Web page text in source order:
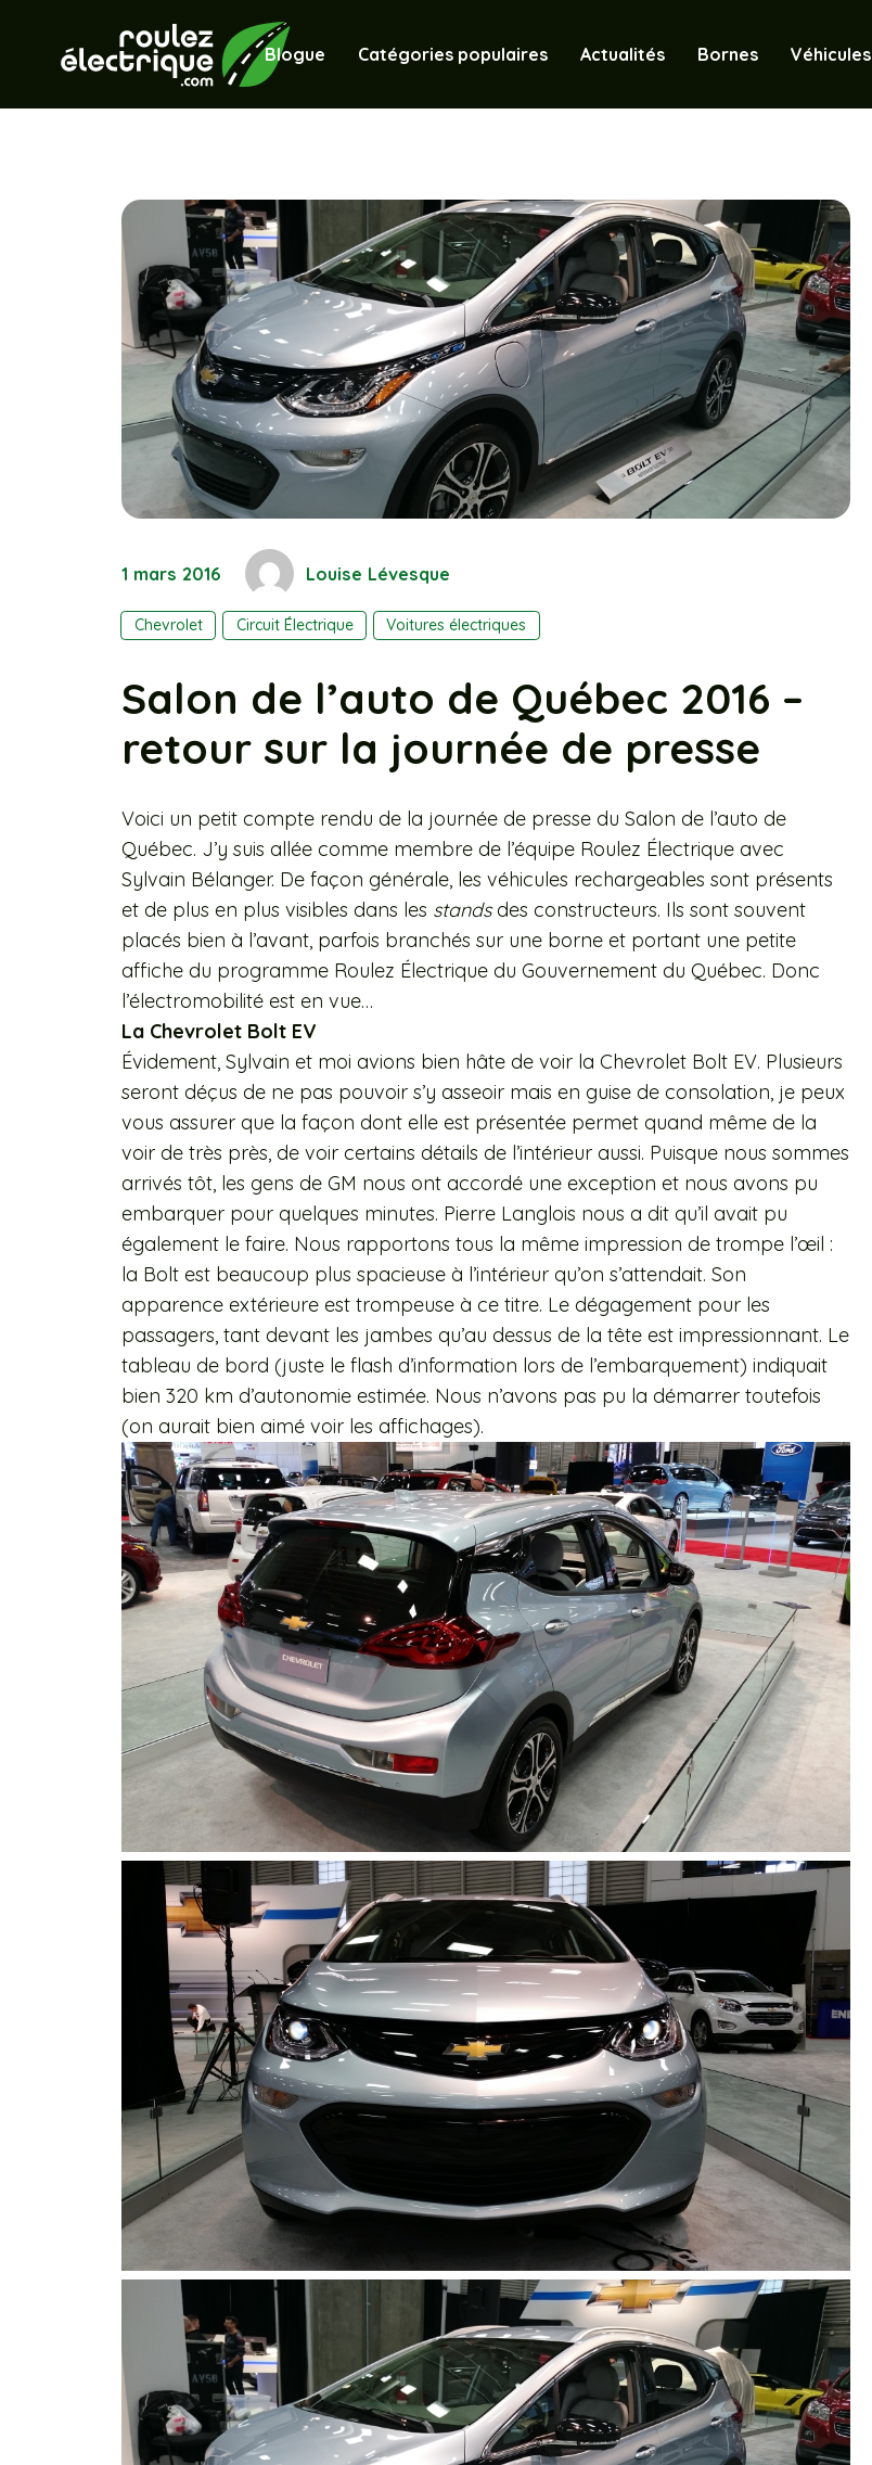
Blogue Catégories populaires Actualités Bornes Véhicules
1 mars 2016 Louise Lévesque
Chevrolet Circuit Électrique Voitures électriques
Salon de l’auto de Québec 2016 –
retour sur la journée de presse
Voici un petit compte rendu de la journée de presse du Salon de l’auto de
Québec. J’y suis allée comme membre de l’équipe Roulez Électrique avec
Sylvain Bélanger. De façon générale, les véhicules rechargeables sont présents
et de plus en plus visibles dans les standsdes constructeurs. Ils sont souvent
placés bien à l’avant, parfois branchés sur une borne et portant une petite
affiche du programme Roulez Électrique du Gouvernement du Québec. Donc
l’électromobilité est en vue…
La Chevrolet Bolt EV
Évidement, Sylvain et moi avions bien hâte de voir la Chevrolet Bolt EV. Plusieurs
seront déçus de ne pas pouvoir s’y asseoir mais en guise de consolation, je peux
vous assurer que la façon dont elle est présentée permet quand même de la
voir de très près, de voir certains détails de l’intérieur aussi. Puisque nous sommes
arrivés tôt, les gens de GM nous ont accordé une exception et nous avons pu
embarquer pour quelques minutes. Pierre Langlois nous a dit qu’il avait pu
également le faire. Nous rapportons tous la même impression de trompe l’œil :
la Bolt est beaucoup plus spacieuse à l’intérieur qu’on s’attendait. Son
apparence extérieure est trompeuse à ce titre. Le dégagement pour les
passagers, tant devant les jambes qu’au dessus de la tête est impressionnant. Le
tableau de bord (juste le flash d’information lors de l’embarquement) indiquait
bien 320 km d’autonomie estimée. Nous n’avons pas pu la démarrer toutefois
(on aurait bien aimé voir les affichages).